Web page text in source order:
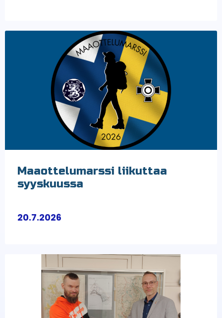
Maaottelumarssi liikuttaa
syyskuussa
20.7.2026